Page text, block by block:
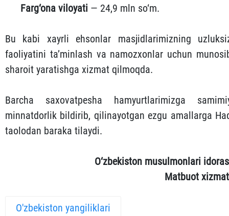
Farg‘ona viloyati — 24,9 mln so‘m.
Bu kabi xayrli ehsonlar masjidlarimizning
faoliyatini ta’minlash va namozxonlar uchun
sharoit yaratishga xizmat qilmoqda.
Barcha saxovatpesha hamyurtlarimizga
minnatdorlik bildirib, qilinayotgan ezgu amallarga
taolodan baraka tilaydi.
O‘zbekiston musulmonlari
Matbuot
O'zbekiston yangiliklari